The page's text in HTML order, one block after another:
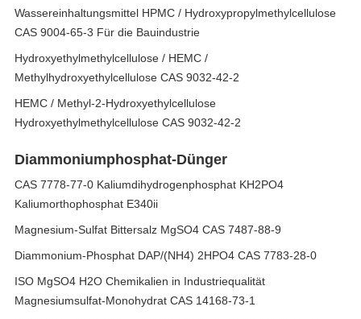
Wassereinhaltungsmittel HPMC / Hydroxypropylmethylcellulose
CAS 9004-65-3 Für die Bauindustrie
Hydroxyethylmethylcellulose / HEMC /
Methylhydroxyethylcellulose CAS 9032-42-2
HEMC / Methyl-2-Hydroxyethylcellulose
Hydroxyethylmethylcellulose CAS 9032-42-2
Diammoniumphosphat-Dünger
CAS 7778-77-0 Kaliumdihydrogenphosphat KH2PO4
Kaliumorthophosphat E340ii
Magnesium-Sulfat Bittersalz MgSO4 CAS 7487-88-9
Diammonium-Phosphat DAP/(NH4) 2HPO4 CAS 7783-28-0
ISO MgSO4 H2O Chemikalien in Industriequalität
Magnesiumsulfat-Monohydrat CAS 14168-73-1